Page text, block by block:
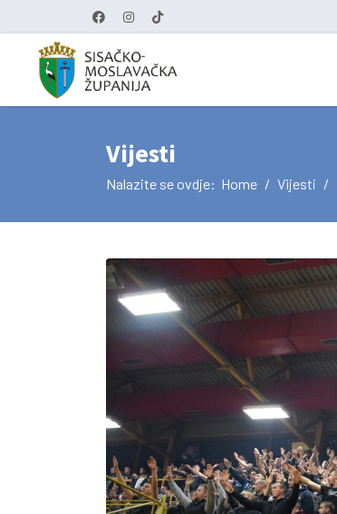
Vijesti
Nalazite se ovdje: Home Vijesti